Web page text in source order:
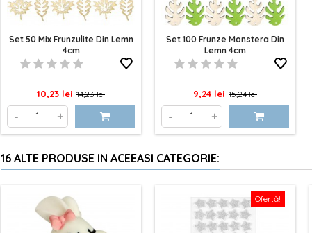
Set 50 Mix Frunzulite Din Lemn
4cm
Pret
10,23 lei Pret
baza
14,23 lei
- +
Set 100 Frunze Monstera Din
Lemn 4cm
Pret
9,24 lei Pret
baza
15,24 lei
- +
16 ALTE PRODUSE IN ACEEASI CATEGORIE:
Ofertă!